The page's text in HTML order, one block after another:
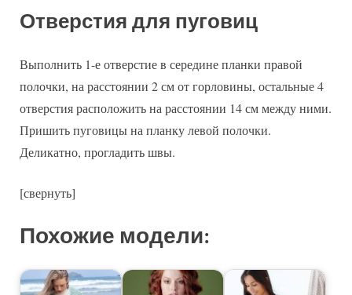
Отверстия для пуговиц
Выполнить 1-е отверстие в середине планки правой
полочки, на расстоянии 2 см от горловины, остальные 4
отверстия расположить на расстоянии 14 см между ними.
Пришить пуговицы на планку левой полочки.
Деликатно, прогладить швы.
[свернуть]
Похожие модели: